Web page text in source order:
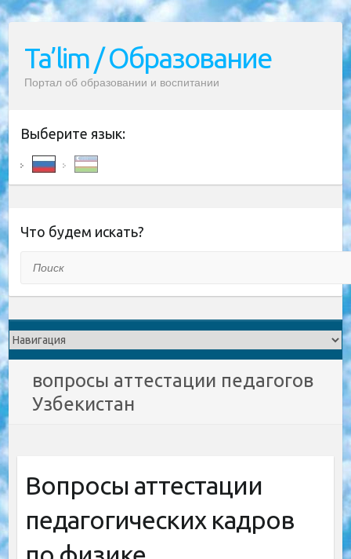
Ta’lim / Образование
Портал об образовании и воспитании
Выберите язык:
Что будем искать?
вопросы аттестации педагогов
Узбекистан
Вопросы аттестации
педагогических кадров